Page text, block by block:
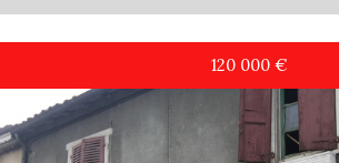
120 000 €